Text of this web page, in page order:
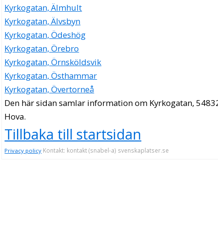
Kyrkogatan, Älmhult
Kyrkogatan, Älvsbyn
Kyrkogatan, Ödeshög
Kyrkogatan, Örebro
Kyrkogatan, Örnsköldsvik
Kyrkogatan, Östhammar
Kyrkogatan, Övertorneå
Den här sidan samlar information om Kyrkogatan,
Hova.
Tillbaka till startsidan
Privacy policy Kontakt: kontakt (snabel-a) svenskaplatser.se